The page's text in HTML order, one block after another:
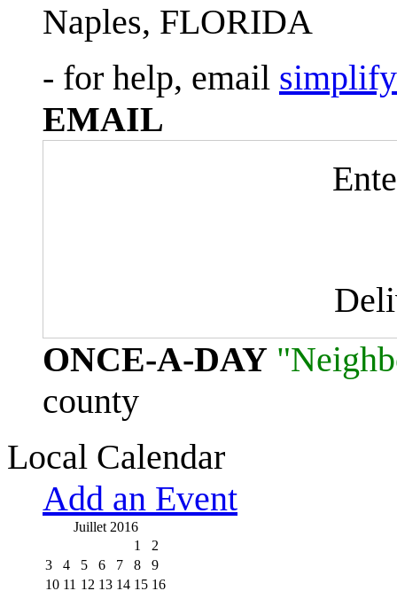
Naples, FLORIDA
- for help, email
EMAIL
ONCE-A-DAY
county
Local Calendar
Add an Event
Juillet 2016
1
2
3
4 5 6 7 8
9
10 11 12 13 14 15 16